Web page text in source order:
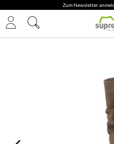
Zum Newsletter